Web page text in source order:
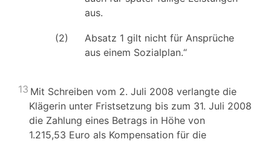
aus.
(2) Absatz 1 gilt nicht für Ansprüche
aus einem Sozialplan.“
13 Mit Schreiben vom 2. Juli 2008 verlangte die
Klägerin unter Fristsetzung bis zum 31. Juli 2008
die Zahlung eines Betrags in Höhe von
1.215,53 Euro als Kompensation für die